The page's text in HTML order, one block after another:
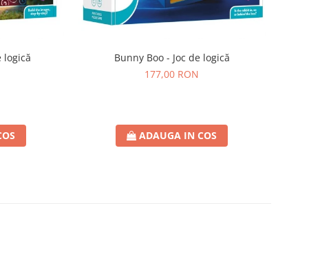
logică
Bunny Boo - Joc de logică
177,00 RON
ADAUGA IN COS